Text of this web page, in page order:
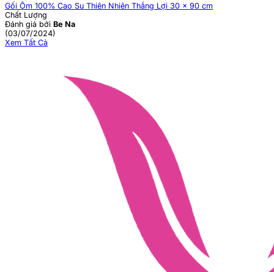
Gối Ôm 100% Cao Su Thiên Nhiên Thắng Lợi 30 x 90 cm
Chất Lượng
Đánh giá bởi Be Na
(03/07/2024)
Xem Tất Cả